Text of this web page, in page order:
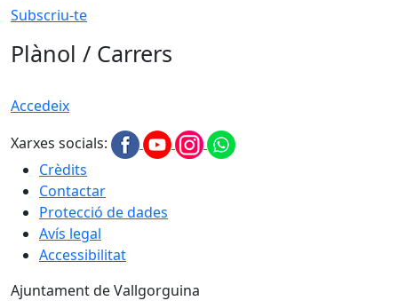
Subscriu-te
Plànol / Carrers
Accedeix
Xarxes socials:
Crèdits
Contactar
Protecció de dades
Avís legal
Accessibilitat
Ajuntament de Vallgorguina